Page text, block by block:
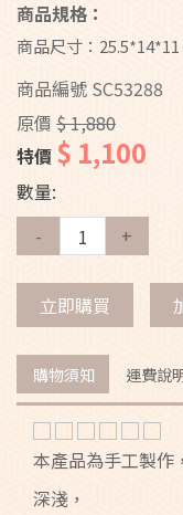
商品規格：
商品尺寸：
商品編號 SC53288
原價 $ 1,880
特價 $ 1,100
數量:
-
+
立即購買
購物須知 運費說
本產品為手工製作
深淺，